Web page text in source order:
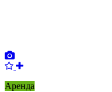
Аренда